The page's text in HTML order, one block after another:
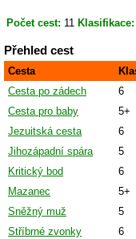
Počet cest: 11 Klasifikace:
Přehled cest
Cesta
Cesta po zádech
6
Cesta pro baby
5+
Jezuitská cesta
6
Jihozápadní spára
5
Kritický bod
6
Mazanec
5+
Sněžný muž
5
Stříbrné zvonky
6